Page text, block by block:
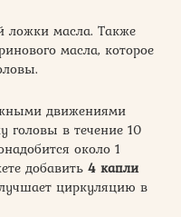
ложки масла. Также
масла, которое
движениями
головы в течение 10
около 1
добавить 4 капли
циркуляцию в